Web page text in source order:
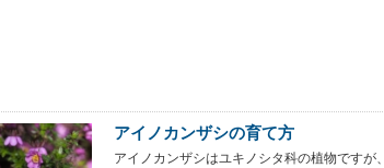
アイノカンザシの育て方
アイノカンザシはユキノシタ科の植物です